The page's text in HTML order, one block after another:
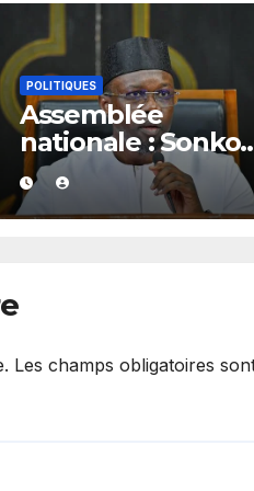
POLITIQUES
Assemblée
nationale : Sonko
donne son feu vert
à onze dossiers
majeurs
Les champs obligatoires